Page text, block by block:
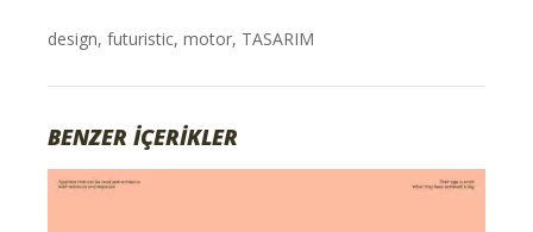
design,futuristic,motor, TASARIM
BENZER İÇERİKLER